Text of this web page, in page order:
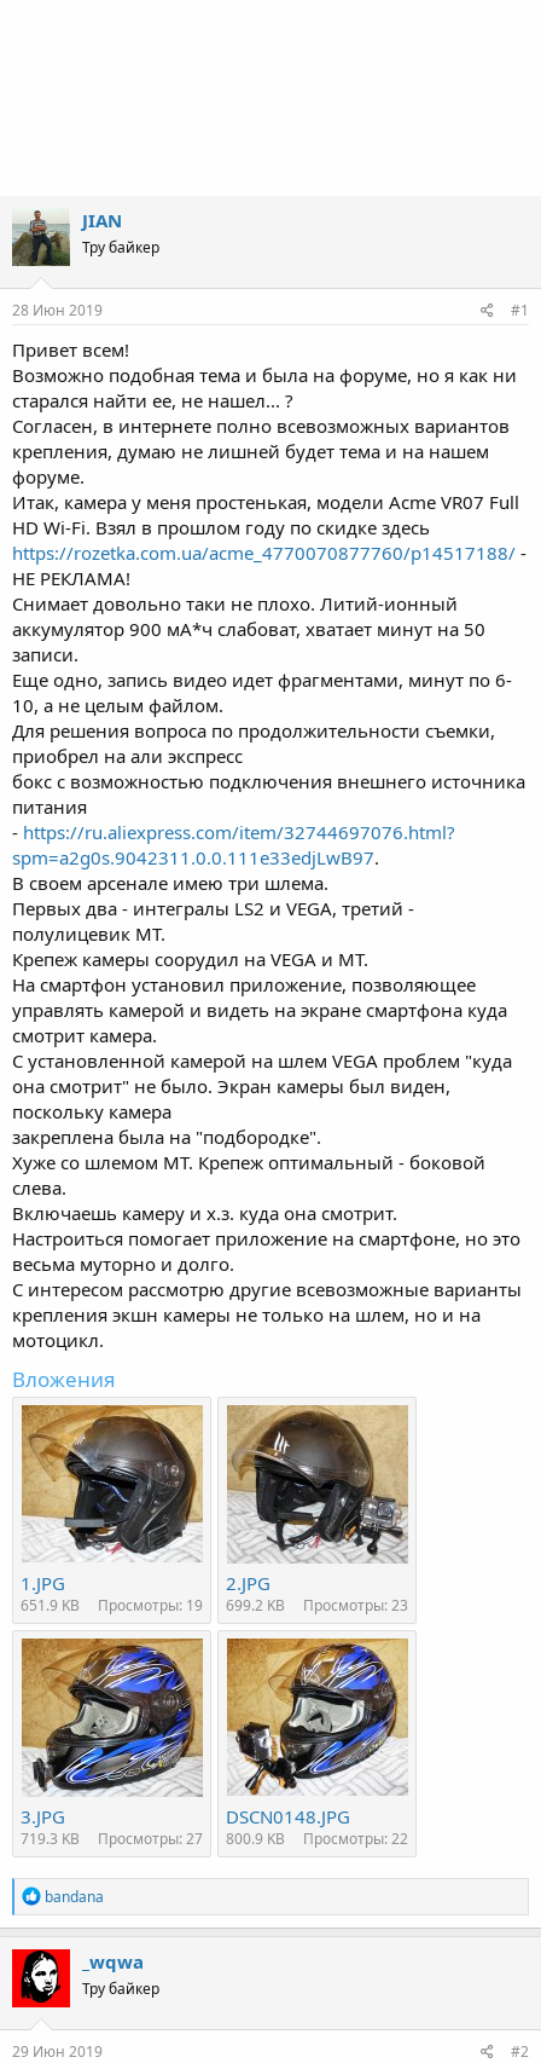
JIAN
Тру байкер
28 Июн 2019 #1
Привет всем!
Возможно подобная тема и была на форуме, но я как ни
старался найти ее, не нашел... ?
Согласен, в интернете полно всевозможных вариантов
крепления, думаю не лишней будет тема и на нашем
форуме.
Итак, камера у меня простенькая, модели Acme VR07 Full
HD Wi-Fi. Взял в прошлом году по скидке здесь
https://rozetka.com.ua/acme_4770070877760/p14517188/ -
НЕ РЕКЛАМА!
Снимает довольно таки не плохо. Литий-ионный
аккумулятор 900 мА*ч слабоват, хватает минут на 50
записи.
Еще одно, запись видео идет фрагментами, минут по 6-
10, а не целым файлом.
Для решения вопроса по продолжительности съемки,
приобрел на али экспресс
бокс с возможностью подключения внешнего источника
питания
- https://ru.aliexpress.com/item/32744697076.html?
spm=a2g0s.9042311.0.0.111e33edjLwB97.
В своем арсенале имею три шлема.
Первых два - интегралы LS2 и VEGA, третий -
полулицевик МТ.
Крепеж камеры соорудил на VEGA и МТ.
На смартфон установил приложение, позволяющее
управлять камерой и видеть на экране смартфона куда
смотрит камера.
С установленной камерой на шлем VEGA проблем "куда
она смотрит" не было. Экран камеры был виден,
поскольку камера
закреплена была на "подбородке".
Хуже со шлемом МТ. Крепеж оптимальный - боковой
слева.
Включаешь камеру и х.з. куда она смотрит.
Настроиться помогает приложение на смартфоне, но это
весьма муторно и долго.
С интересом рассмотрю другие всевозможные варианты
крепления экшн камеры не только на шлем, но и на
мотоцикл.
Вложения
1.JPG
651.9 KB Просмотры: 19
2.JPG
699.2 KB Просмотры: 23
3.JPG
719.3 KB Просмотры: 27
DSCN0148.JPG
800.9 KB Просмотры: 22
R
e
a
c
t
i
o
n
s
bandana
_wqwa
Тру байкер
29 Июн 2019 #2